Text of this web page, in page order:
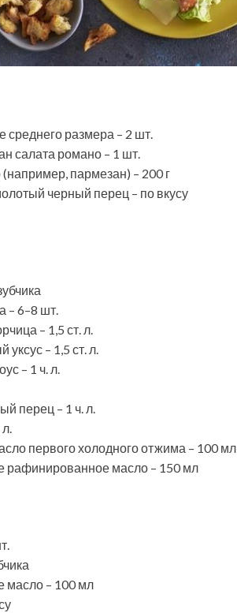
среднего размера – 2 шт.
салата романо – 1 шт.
пармезан) – 200 г
черный перец – по вкусу
– 6–8 шт.
– 1,5 ст. л.
– 1,5 ст. л.
– 1 ч. л.
перец – 1 ч. л.
первого холодного отжима – 100 мл
рафинированное масло – 150 мл
масло – 100 мл